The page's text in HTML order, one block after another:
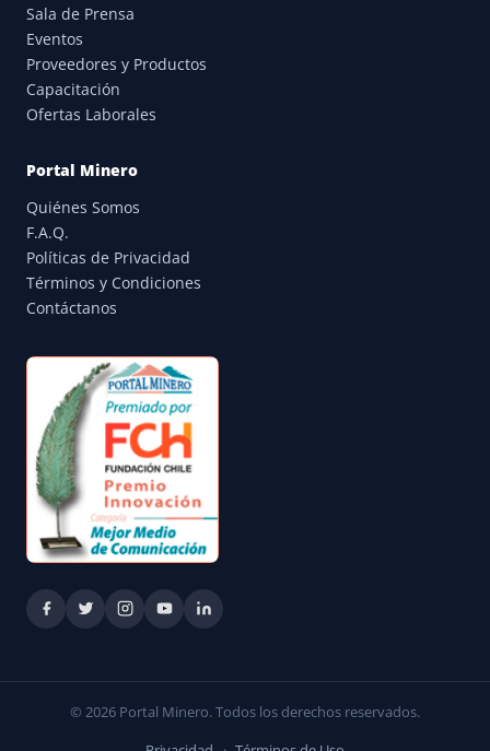
Sala de Prensa
Eventos
Proveedores y Productos
Capacitación
Ofertas Laborales
Portal Minero
Quiénes Somos
F.A.Q.
Políticas de Privacidad
Términos y Condiciones
Contáctanos
© 2026 Portal Minero. Todos los derechos reservados.